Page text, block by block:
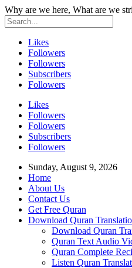
Why are we here, What are we
Likes
Followers
Followers
Subscribers
Followers
Likes
Followers
Followers
Subscribers
Followers
Sunday, August 9, 2026
Home
About Us
Contact Us
Get Free Quran
Download Quran
Download Quran
Quran Text Audio
Quran Complete
Listen Quran